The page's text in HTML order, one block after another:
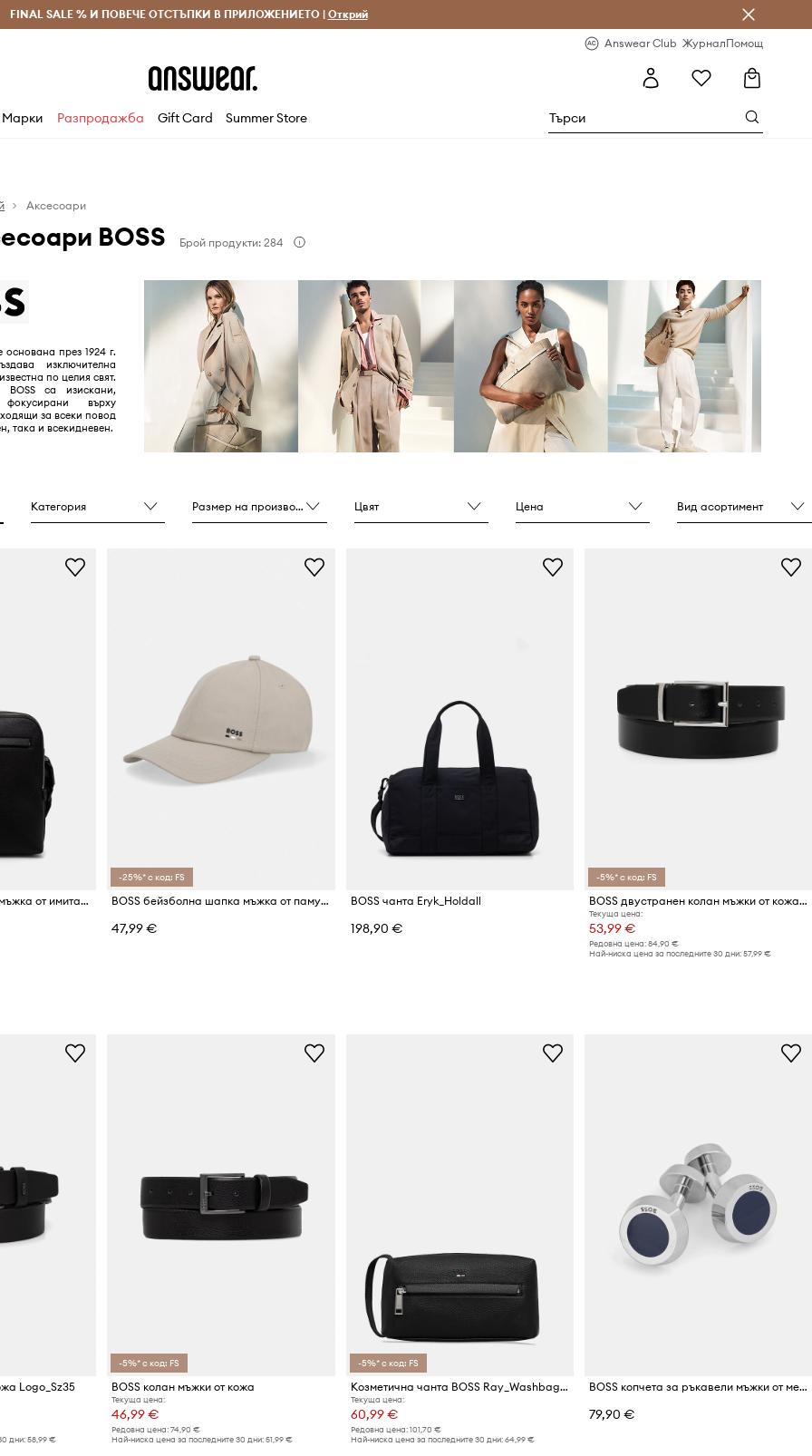
и връщане за поръчки над 70 EUR Доставка 1-5 дни
FINAL SALE % И ПОВЕЧЕ ОТСТЪПКИ В ПРИЛОЖЕНИЕТО | Открий
Answear Club ЖурналПомощ
Марки Разпродажба Gift Card Summer Store
Аксесоари
BOSS Брой продукти: 284
основана през 1924 г.
изключителна
по целия свят.
BOSS са изискани,
върху
за всеки повод
така и всекидневен.
Категория Размер на производителя Цвят Цена Вид асортимент
BOSS чанта през рамо мъжка от имитация на кожа Ray_Big NS ZIP
-25%* с код: FS
BOSS бейзболна шапка мъжка от памук Zed-BOSS-Icon
47,99 €
BOSS чанта Eryk_Holdall
198,90 €
-5%* с код: FS
BOSS двустранен колан мъжки от кожа Otano-S_Sr35_pgr
Текуща цена:
53,99 €
Редовна цена: 84,90 €
Най-ниска цена за последните 30 дни: 57,99 €
Logo_Sz35
дни: 58,99 €
-5%* с код: FS
BOSS колан мъжки от кожа
Текуща цена:
46,99 €
Редовна цена: 74,90 €
Най-ниска цена за последните 30 дни: 51,99 €
-5%* с код: FS
Козметична чанта BOSS Ray_Washbag N.
Текуща цена:
60,99 €
Редовна цена: 101,70 €
Най-ниска цена за последните 30 дни: 64,99 €
BOSS копчета за ръкавели мъжки от месинг B-SIMONY-CUF
79,90 €